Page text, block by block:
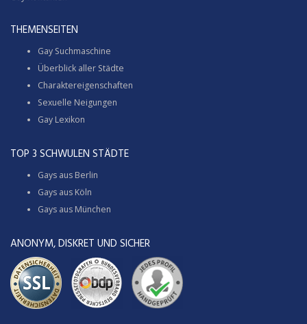
THEMENSEITEN
Gay Suchmaschine
Überblick aller Städte
Charaktereigenschaften
Sexuelle Neigungen
Gay Lexikon
TOP 3 SCHWULEN STÄDTE
Gays aus Berlin
Gays aus Köln
Gays aus München
ANONYM, DISKRET UND SICHER